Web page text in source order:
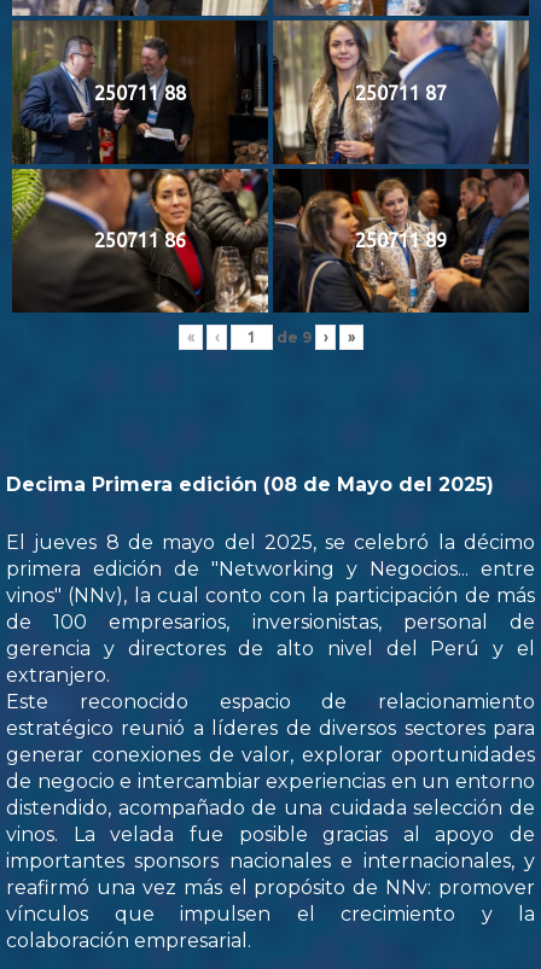
250711 88 250711 87
250711 86 250711 89
« ‹ de 9 › »
Decima Primera edición (08 de Mayo del 2025)
El jueves 8 de mayo del 2025, se celebró la décimo
primera edición de "Networking y Negocios... entre
vinos" (NNv), la cual conto con la participación de más
de 100 empresarios, inversionistas, personal de
gerencia y directores de alto nivel del Perú y el
extranjero.
Este reconocido espacio de relacionamiento
estratégico reunió a líderes de diversos sectores para
generar conexiones de valor, explorar oportunidades
de negocio e intercambiar experiencias en un entorno
distendido, acompañado de una cuidada selección de
vinos. La velada fue posible gracias al apoyo de
importantes sponsors nacionales e internacionales, y
reafirmó una vez más el propósito de NNv: promover
vínculos que impulsen el crecimiento y la
colaboración empresarial.